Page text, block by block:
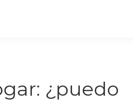
¿puedo